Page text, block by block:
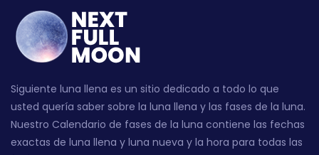
Siguiente luna llena es un sitio dedicado a todo lo que
usted quería saber sobre la luna llena y las fases de la luna.
Nuestro Calendario de fases de la luna contiene las fechas
exactas de luna llena y luna nueva y la hora para todas las